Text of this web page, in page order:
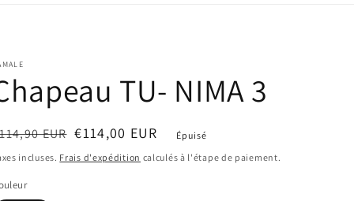
TU- NIMA 3
EUR €114,00 EUR
Épuisé
incluses. Frais d'expédition calculés à l'étape de paiement.